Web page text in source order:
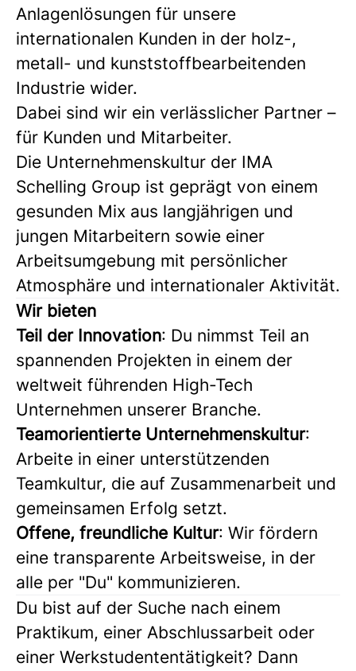
Anlagenlösungen für unsere
internationalen Kunden in der holz-,
metall- und kunststoffbearbeitenden
Industrie wider.
Dabei sind wir ein verlässlicher Partner –
für Kunden und Mitarbeiter.
Die Unternehmenskultur der IMA
Schelling Group ist geprägt von einem
gesunden Mix aus langjährigen und
jungen Mitarbeitern sowie einer
Arbeitsumgebung mit persönlicher
Atmosphäre und internationaler Aktivität.
Wir bieten
Teil der Innovation: Du nimmst Teil an
spannenden Projekten in einem der
weltweit führenden High-Tech
Unternehmen unserer Branche.
Teamorientierte Unternehmenskultur:
Arbeite in einer unterstützenden
Teamkultur, die auf Zusammenarbeit und
gemeinsamen Erfolg setzt.
Offene, freundliche Kultur: Wir fördern
eine transparente Arbeitsweise, in der
alle per "Du" kommunizieren.
Du bist auf der Suche nach einem
Praktikum, einer Abschlussarbeit oder
einer Werkstudententätigkeit? Dann